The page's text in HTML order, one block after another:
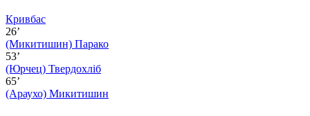
Кривбас
26’
(Микитишин) Парако
53’
(Юрчец) Твердохліб
65’
(Араухо) Микитишин